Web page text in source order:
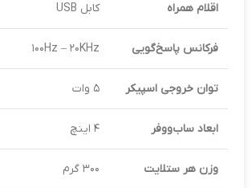
اقلام همراه کابل USB
فرکانس پاسخ‌گویی ۱۰۰Hz – ۲۰KHz
توان خروجی اسپیکر ۵ وات
ابعاد ساب‌ووفر ۴ اینچ
وزن هر ستلایت ۳۰۰ گرم